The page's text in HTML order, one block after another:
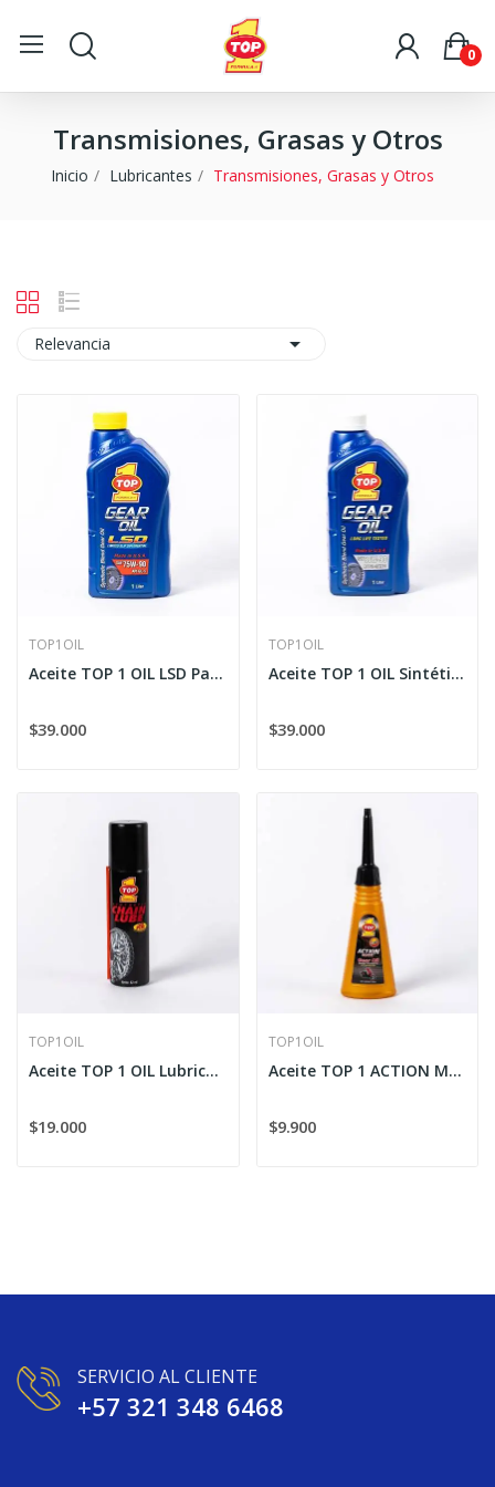
0
Transmisiones, Grasas y Otros
Inicio Lubricantes Transmisiones, Grasas y Otros
Relevancia 
TOP1OIL
Aceite TOP 1 OIL LSD Para Engranajes 75W-90
$39.000
TOP1OIL
Aceite TOP 1 OIL Sintético Para Engranajes 80W-90
$39.000
TOP1OIL
Aceite TOP 1 OIL Lubricante De Cadena Sintético...
$19.000
TOP1OIL
Aceite TOP 1 ACTION MATIC GEAR OIL Para...
$9.900
SERVICIO AL CLIENTE
+57 321 348 6468